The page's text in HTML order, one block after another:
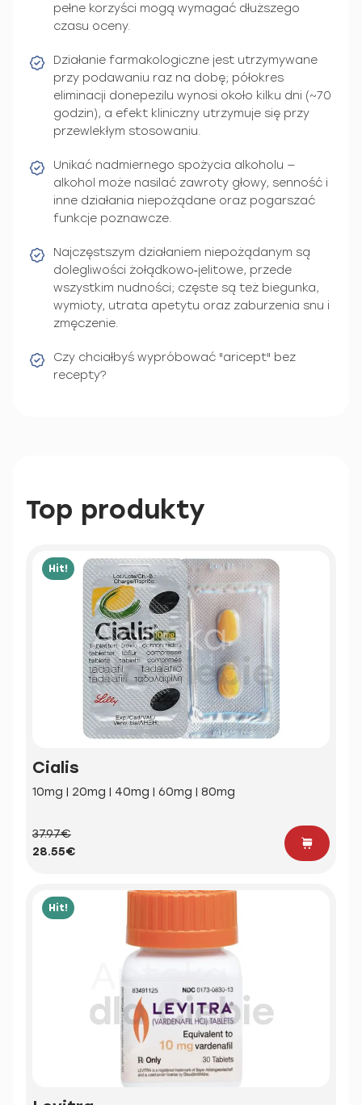
pełne korzyści mogą wymagać dłuższego
czasu oceny.
Działanie farmakologiczne jest utrzymywane
przy podawaniu raz na dobę; półokres
eliminacji donepezilu wynosi około kilku dni (~70
godzin), a efekt kliniczny utrzymuje się przy
przewlekłym stosowaniu.
Unikać nadmiernego spożycia alkoholu —
alkohol może nasilać zawroty głowy, senność i
inne działania niepożądane oraz pogarszać
funkcje poznawcze.
Najczęstszym działaniem niepożądanym są
dolegliwości żołądkowo‑jelitowe, przede
wszystkim nudności; częste są też biegunka,
wymioty, utrata apetytu oraz zaburzenia snu i
zmęczenie.
Czy chciałbyś wypróbować "aricept" bez
recepty?
Top produkty
Hit!
Cialis
10mg | 20mg | 40mg | 60mg | 80mg
37.97€
28.55€
Hit!